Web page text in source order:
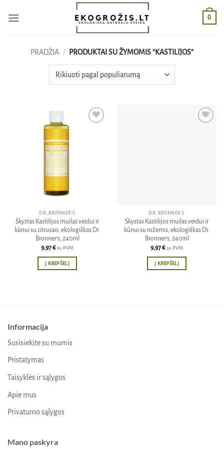
0
PRADŽIA / PRODUKTAI SU ŽYMOMIS “KASTILIJOS”
DR. BRONNER'S
Skystas Kastilijos muilas veidui ir
kūnui su citrusais, ekologiškas Dr.
Bronner’s, 240ml
9,97€su PVM
Į KREPŠELĮ
DR. BRONNER'S
Skystas Kastilijos muilas veidui ir
kūnui su rožėmis, ekologiškas Dr.
Bronner’s, 240ml
9,97€su PVM
Į KREPŠELĮ
Informacija
Susisiekite su mumis
Pristatymas
Taisyklės ir sąlygos
Apie mus
Privatumo sąlygos
Mano paskyra